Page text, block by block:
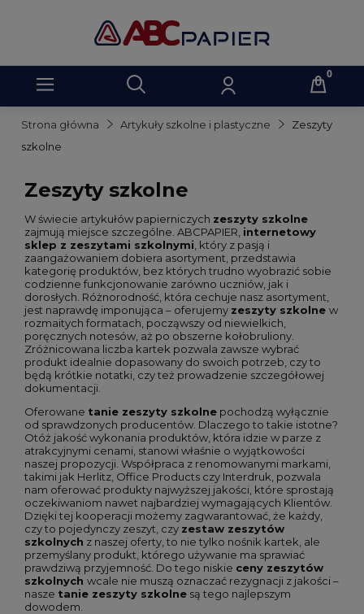
Strona główna Artykuły szkolne i plastyczne
Zeszyty
szkolne
Zeszyty szkolne
W świecie artykułów papierniczych zeszyty szkolne
zajmują miejsce szczególne. ABCPAPIER, internetowy
sklep z zeszytami szkolnymi , który z pasją i
zaangażowaniem dobiera asortyment, przedstawia
kategorię produktów, bez których trudno wyobrazić sobie
codzienne funkcjonowanie zarówno uczniów, jak i
dorosłych. Różnorodność, która cechuje nasz asortyment,
jest naprawdę imponująca – oferujemy zeszyty szkolne w
rozmaitych formatach, począwszy od niewielkich,
poręcznych notesów, aż po obszerne kołobruliony.
Zróżnicowana liczba kartek pozwala zawsze wybrać
produkt idealnie dopasowany do swoich potrzeb, czy to
będą krótkie notatki, czy też prowadzenie szczegółowej
dokumentacji.
Oferowane tanie zeszyty szkolne pochodzą wyłącznie
od sprawdzonych producentów. Dlaczego to takie istotne?
Otóż jakość wykonania produktów, która idzie w parze z
atrakcyjnymi cenami, stanowi właśnie o wyjątkowości
naszej propozycji. Współpraca z renomowanymi markami,
takimi jak Herlitz, Office Products czy Interdruk, pozwala
nam oferować produkty najwyższej jakości, które sprostają
oczekiwaniom nawet najbardziej wymagających Klientów.
Dzięki tej kooperacji możemy zagwarantować, że każdy,
czy to pojedynczy zeszyt, czy zestaw zeszytów
szkolnych z naszej oferty, to nie tylko nośnik kartek, ale
przemyślany produkt, którego używanie ma sprawiać
prawdziwą przyjemność. Do tego niskie ceny zeszytów
szkolnych wcale nie muszą oznaczać rezygnacji z jakości –
nasze tanie zeszyty szkolne są tego najlepszym
dowodem.